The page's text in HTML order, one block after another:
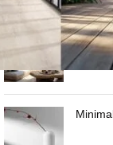
SON YAZILAR
Yazlık